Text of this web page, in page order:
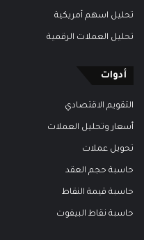
تحليل اسهم أمريكية
تحليل العملات الرقمية
أدوات
التقويم الاقتصادي
أسعار وتحليل العملات
تحويل عملات
حاسبة حجم العقد
حاسبة قيمة النقاط
حاسبة نقاط البيفوت